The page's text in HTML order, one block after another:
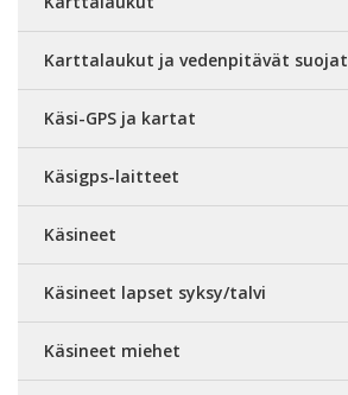
Karttalaukut ja vedenpitävät suojat
Käsi-GPS ja kartat
Käsigps-laitteet
Käsineet
Käsineet lapset syksy/talvi
Käsineet miehet